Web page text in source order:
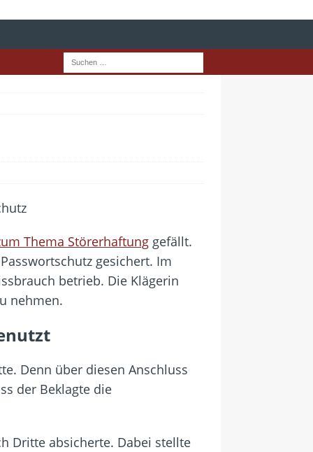
Thema Störerhaftung gefällt.
gesichert. Im
betrieb. Die Klägerin
nehmen.
Denn über diesen Anschluss
der Beklagte die
Dritte absicherte. Dabei stellte